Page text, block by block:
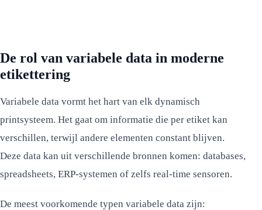
De rol van variabele data in moderne
etikettering
Variabele data vormt het hart van elk dynamisch
printsysteem. Het gaat om informatie die per etiket kan
verschillen, terwijl andere elementen constant blijven.
Deze data kan uit verschillende bronnen komen: databases,
spreadsheets, ERP-systemen of zelfs real-time sensoren.
De meest voorkomende typen variabele data zijn: